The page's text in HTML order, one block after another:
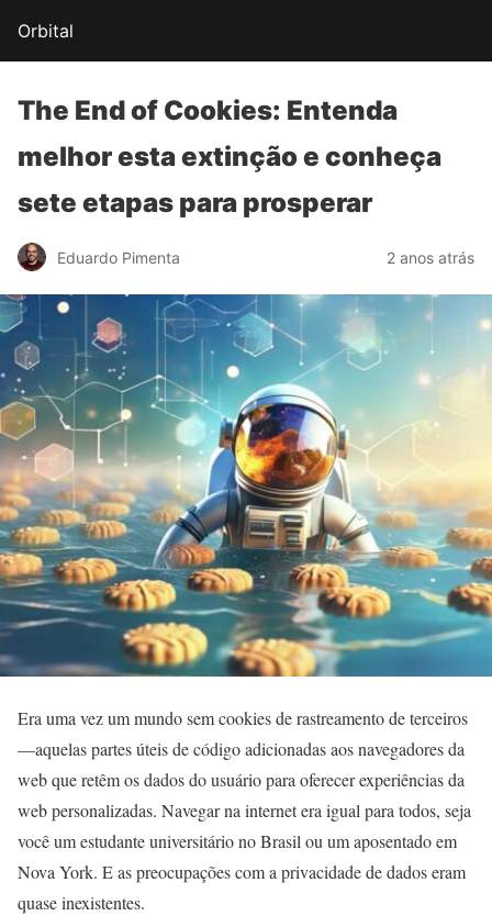
Orbital
The End of Cookies: Entenda
melhor esta extinçãoe conheça
sete etapas para prosperar
Eduardo Pimenta 2 anos atrás
Era uma vez um mundo sem cookies de rastreamento de terceiros
—aquelas partes úteis de código adicionadas aos navegadores da
web que retêm os dados do usuário para oferecer experiências da
web personalizadas. Navegar na internet era igual para todos, seja
você um estudante universitário no Brasil ou um aposentado em
Nova York. E as preocupações com a privacidade de dados eram
quase inexistentes.